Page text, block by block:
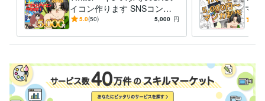
イコン作ります SNSコンセ
プトからイメージを作り出し
5.0(50) 5,000 円
マン
ブロ